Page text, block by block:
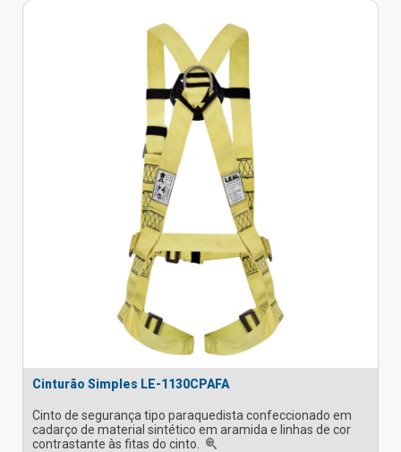
Cinturão Simples LE-1130CPAFA
Cinto de segurança tipo paraquedista confeccionado em
cadarço de material sintético em aramida e linhas de cor
contrastante às fitas do cinto.